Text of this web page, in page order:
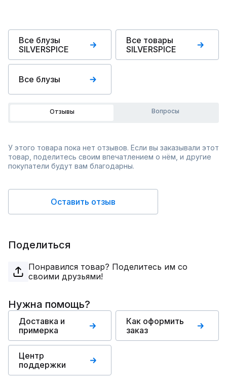
Все блузы
SILVERSPICE
Все товары
SILVERSPICE
Все блузы
Отзывы Вопросы
У этого товара пока нет отзывов. Если вы заказывали этот
товар, поделитесь своим впечатлением о нём, и другие
покупатели будут вам благодарны.
Оставить отзыв
Поделиться
Понравился товар? Поделитесь им со
своими друзьями!
Нужна помощь?
Доставка и
примерка
Как оформить
заказ
Центр
поддержки